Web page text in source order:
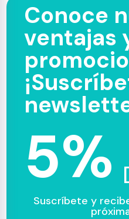
Conoce
ventajas
5%
Suscríbete y